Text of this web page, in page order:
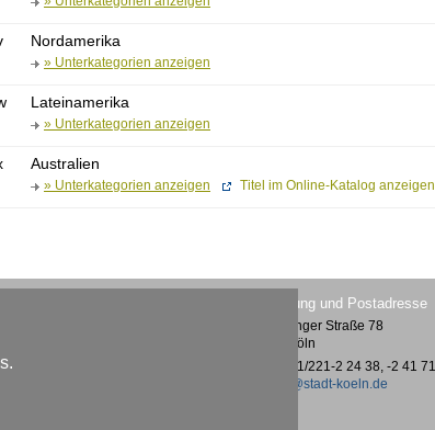
Nordamerika
» Unterkategorien anzeigen
Lateinamerika
» Unterkategorien anzeigen
Australien
» Unterkategorien anzeigen Titel im Online-Katalog anzeigen
Köln
Verwaltung und Postadresse
Vogelsanger Straße 78
50823 Köln
Tel.: 0221/221-2 24 38, -2 41 71
kmb@stadt-koeln.de